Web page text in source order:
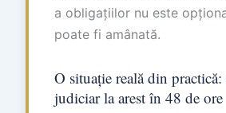
a obligațiilor nu este
poate fi amânată.
O situație reală din
judiciar la arest în 48 de ore